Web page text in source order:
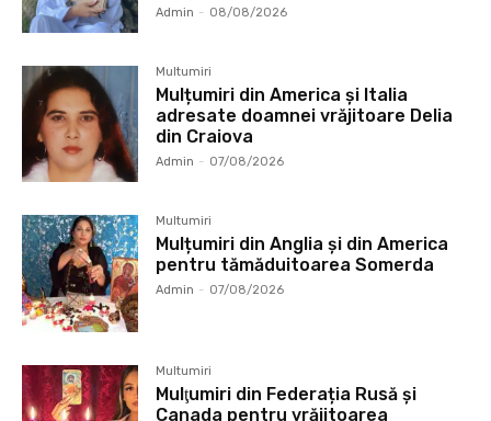
Admin - 08/08/2026
Multumiri
Mulțumiri din America și Italia
adresate doamnei vrăjitoare Delia
din Craiova
Admin - 07/08/2026
Multumiri
Mulțumiri din Anglia și din America
pentru tămăduitoarea Somerda
Admin - 07/08/2026
Multumiri
Mulţumiri din Federația Rusă și
Canada pentru vrăjitoarea